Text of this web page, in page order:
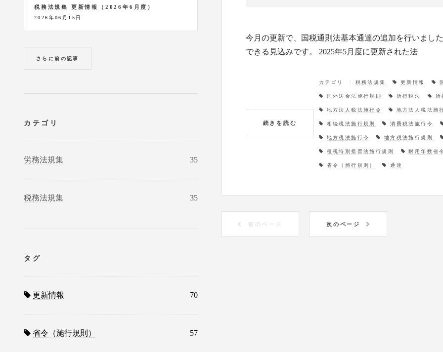
今月の更新で、国税通則法基本通達の追加を行いまし
できる見込みです。 2025年5月度に更新された法
続きを読む
カテゴリ 税務法規集 更新情報
国外送金法施行規則 所得税法 所
地方法人税法施行令 地方法人税法施
相続税法施行規則 消費税法施行令
地方税法施行令 地方税法施行規則
租税特別措置法施行規則 耐用年数省
省令（施行規則） 通達
前のページ 次のページ
税務法規集 更新情報（2026年6月度）
2026年06月15日
さらに前の記事
カテゴリ
労務法規集 35
税務法規集 35
タグ
更新情報 70
省令（施行規則） 57